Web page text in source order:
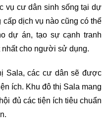
vụ cư dân sinh sống tại dự
dịch vụ nào cũng có thể
dự án, tạo sự cạnh tranh
nhất cho người sử dụng.
Sala, các cư dân sẽ được
ích. Khu đô thị Sala mang
đủ các tiện ích tiêu chuẩn